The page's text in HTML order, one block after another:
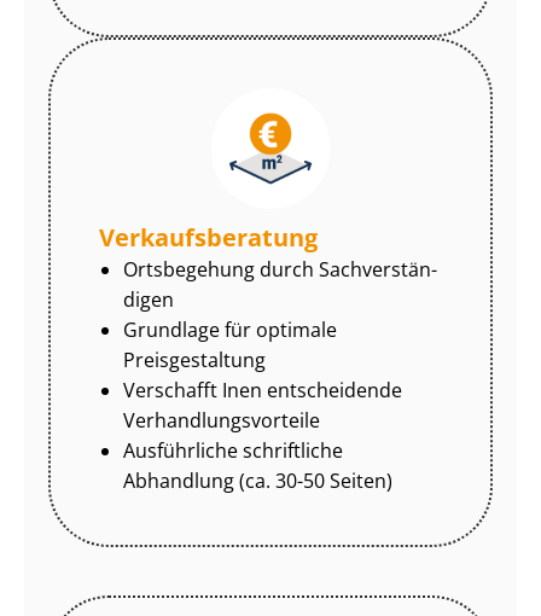
Ver­kaufs­be­ra­tung
Ortsbegehung durch Sach­ver­stän­
di­gen
Grundlage für optimale
Preisgestaltung
Verschafft Inen entscheidende
Ver­hand­lungs­vor­tei­le
Ausführliche schriftliche
Abhandlung (ca. 30-50 Seiten)